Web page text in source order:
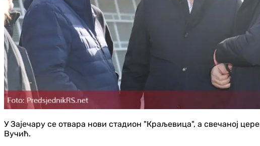
У Зајечару се отвара нови стадион "Краљевица", а свечаној
Вучић.